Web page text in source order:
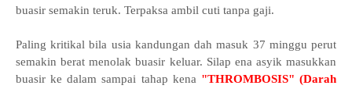
buasir semakin teruk. Terpaksa ambil cuti tanpa gaji.
Paling kritikal bila usia kandungan dah masuk 37 minggu perut
semakin berat menolak buasir keluar. Silap ena asyik masukkan
buasir ke dalam sampai tahap kena "THROMBOSIS" (Darah